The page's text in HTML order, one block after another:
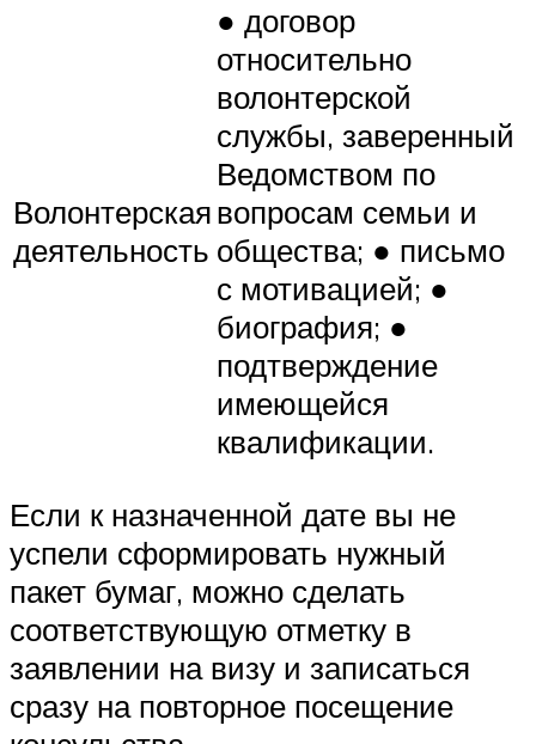
Волонтерская
деятельность
● договор
относительно
волонтерской
службы, заверенный
Ведомством по
вопросам семьи и
общества; ● письмо
с мотивацией; ●
биография; ●
подтверждение
имеющейся
квалификации.
Если к назначенной дате вы не
успели сформировать нужный
пакет бумаг, можно сделать
соответствующую отметку в
заявлении на визу и записаться
сразу на повторное посещение